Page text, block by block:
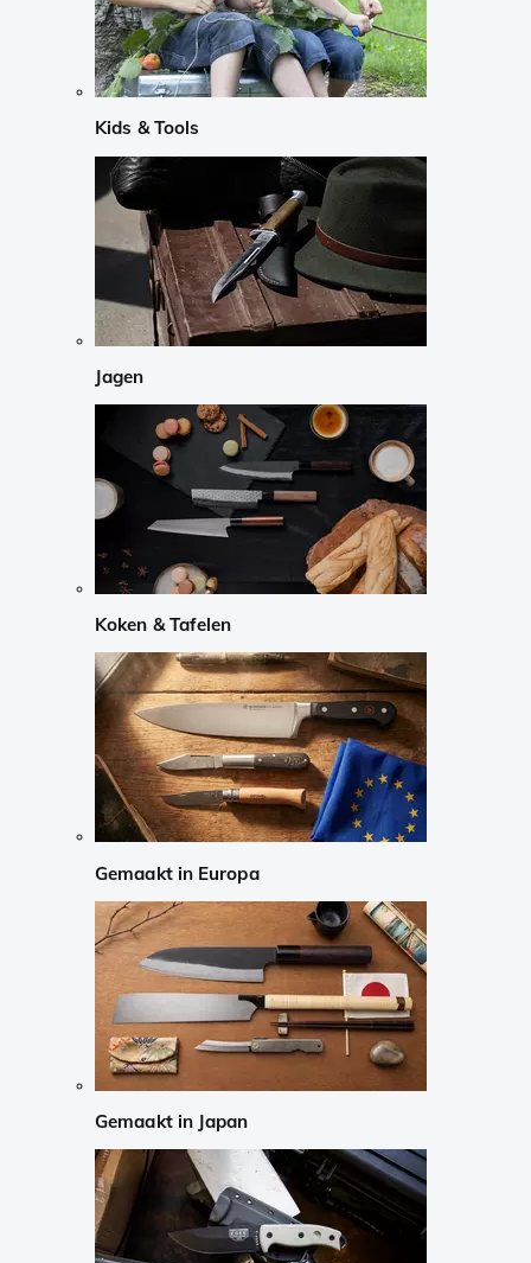
Kids & Tools
Jagen
Koken & Tafelen
Gemaakt in Europa
Gemaakt in Japan